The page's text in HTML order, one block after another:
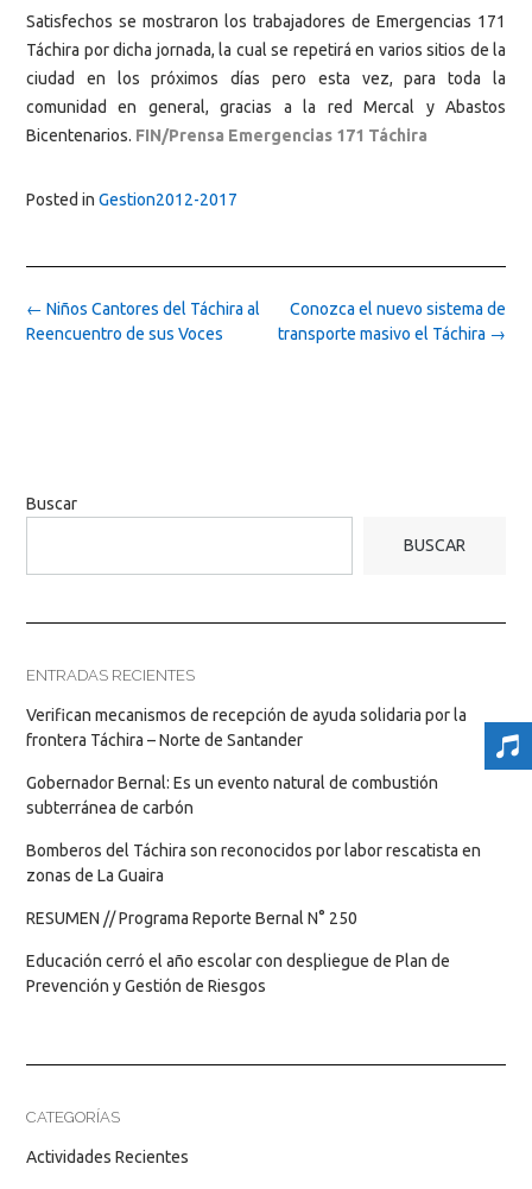
Satisfechos se mostraron los trabajadores de Emergencias 171
Táchira por dicha jornada, la cual se repetirá en varios sitios de la
ciudad en los próximos días pero esta vez, para toda la
comunidad en general, gracias a la red Mercal y Abastos
Bicentenarios. FIN/Prensa Emergencias 171 Táchira
Posted in Gestion2012-2017
Post
navigation
Conozca el nuevo sistema de
transporte masivo el Táchira →
← Niños Cantores del Táchira al
Reencuentro de sus Voces
Buscar
BUSCAR
ENTRADAS RECIENTES
Verifican mecanismos de recepción de ayuda solidaria por la
frontera Táchira – Norte de Santander
Gobernador Bernal: Es un evento natural de combustión
subterránea de carbón
Bomberos del Táchira son reconocidos por labor rescatista en
zonas de La Guaira
RESUMEN // Programa Reporte Bernal N° 250
Educación cerró el año escolar con despliegue de Plan de
Prevención y Gestión de Riesgos
CATEGORÍAS
Actividades Recientes